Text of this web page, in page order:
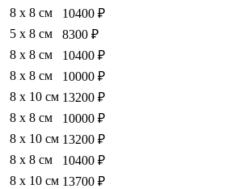
8 х 8 см
10400 ₽
5 х 8 см
8300 ₽
8 х 8 см
10400 ₽
8 х 8 см
10000 ₽
8 х 10 см 13200 ₽
8 х 8 см
10000 ₽
8 х 10 см 13200 ₽
8 х 8 см
10400 ₽
8 х 10 см 13700 ₽